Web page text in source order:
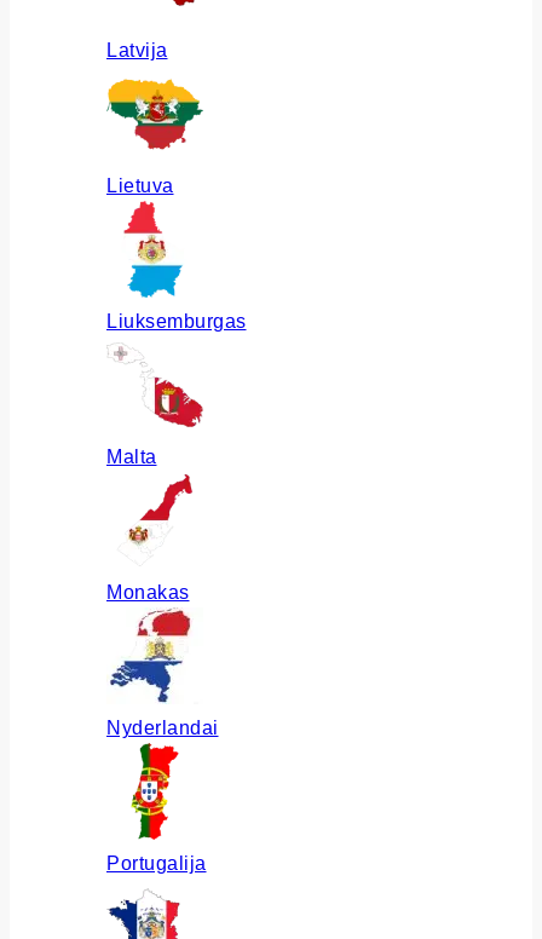
Latvija
Lietuva
Liuksemburgas
Malta
Monakas
Nyderlandai
Portugalija